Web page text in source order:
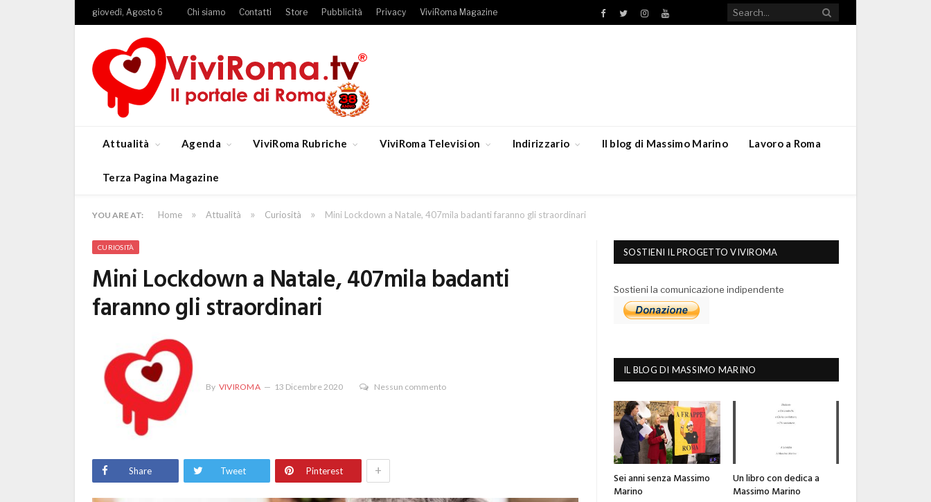
giovedì, Agosto 6 Chi siamo Contatti Store Pubblicità Privacy ViviRoma Magazine Facebook
TwitterInstagramYouTube
Attualità Agenda ViviRoma Rubriche ViviRoma Television Indirizzario Il blog di Massimo Marino Lavoro a Roma
Terza Pagina Magazine
YOU ARE AT: Home » Attualità » Curiosità » Mini Lockdown a Natale, 407mila badanti faranno gli straordinari
CURIOSITÀ
Mini Lockdown a Natale, 407mila badanti
faranno gli straordinari
By VIVIROMA 13 Dicembre 2020 Nessun commento
Share Tweet Pinterest +
SOSTIENI IL PROGETTO VIVIROMA
Sostieni la comunicazione indipendente
IL BLOG DI MASSIMO MARINO
Sei anni senza Massimo
Marino
Un libro con dedica a
Massimo Marino